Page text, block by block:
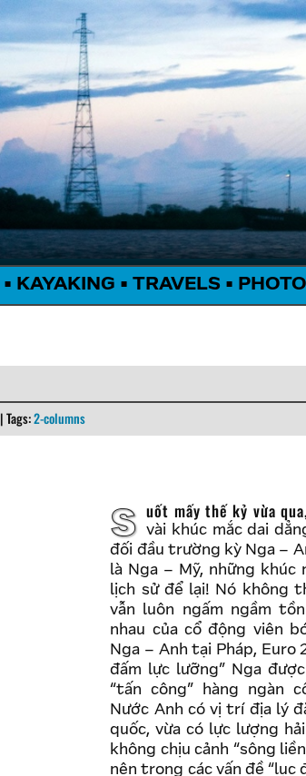
• KAYAKING • TRAVELS •
| Tags:2-columns
Suốt mấy thế kỷ vừa qua, Nga và Anh có một
vài khúc mắc dai
đối đầu trường kỳ Nga –
là Nga – Mỹ, những khúc
lịch sử để lại! Nó không
vẫn luôn ngấm ngầm
nhau của cổ động viên
Nga – Anh tại Pháp, Euro
đấm lực lưỡng” Nga
“tấn công” hàng ngàn
Nước Anh có vị trí địa lý
quốc, vừa có lực lượng
không chịu cảnh “sông
nên trong các vấn đề “lục